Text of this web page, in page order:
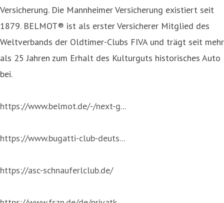
Versicherung. Die Mannheimer Versicherung existiert seit
1879. BELMOT® ist als erster Versicherer Mitglied des
Weltverbands der Oldtimer-Clubs FIVA und trägt seit mehr
als 25 Jahren zum Erhalt des Kulturguts historisches Auto
bei.
https://www.belmot.de/-/next-g...
https://www.bugatti-club-deuts...
https://asc-schnauferlclub.de/